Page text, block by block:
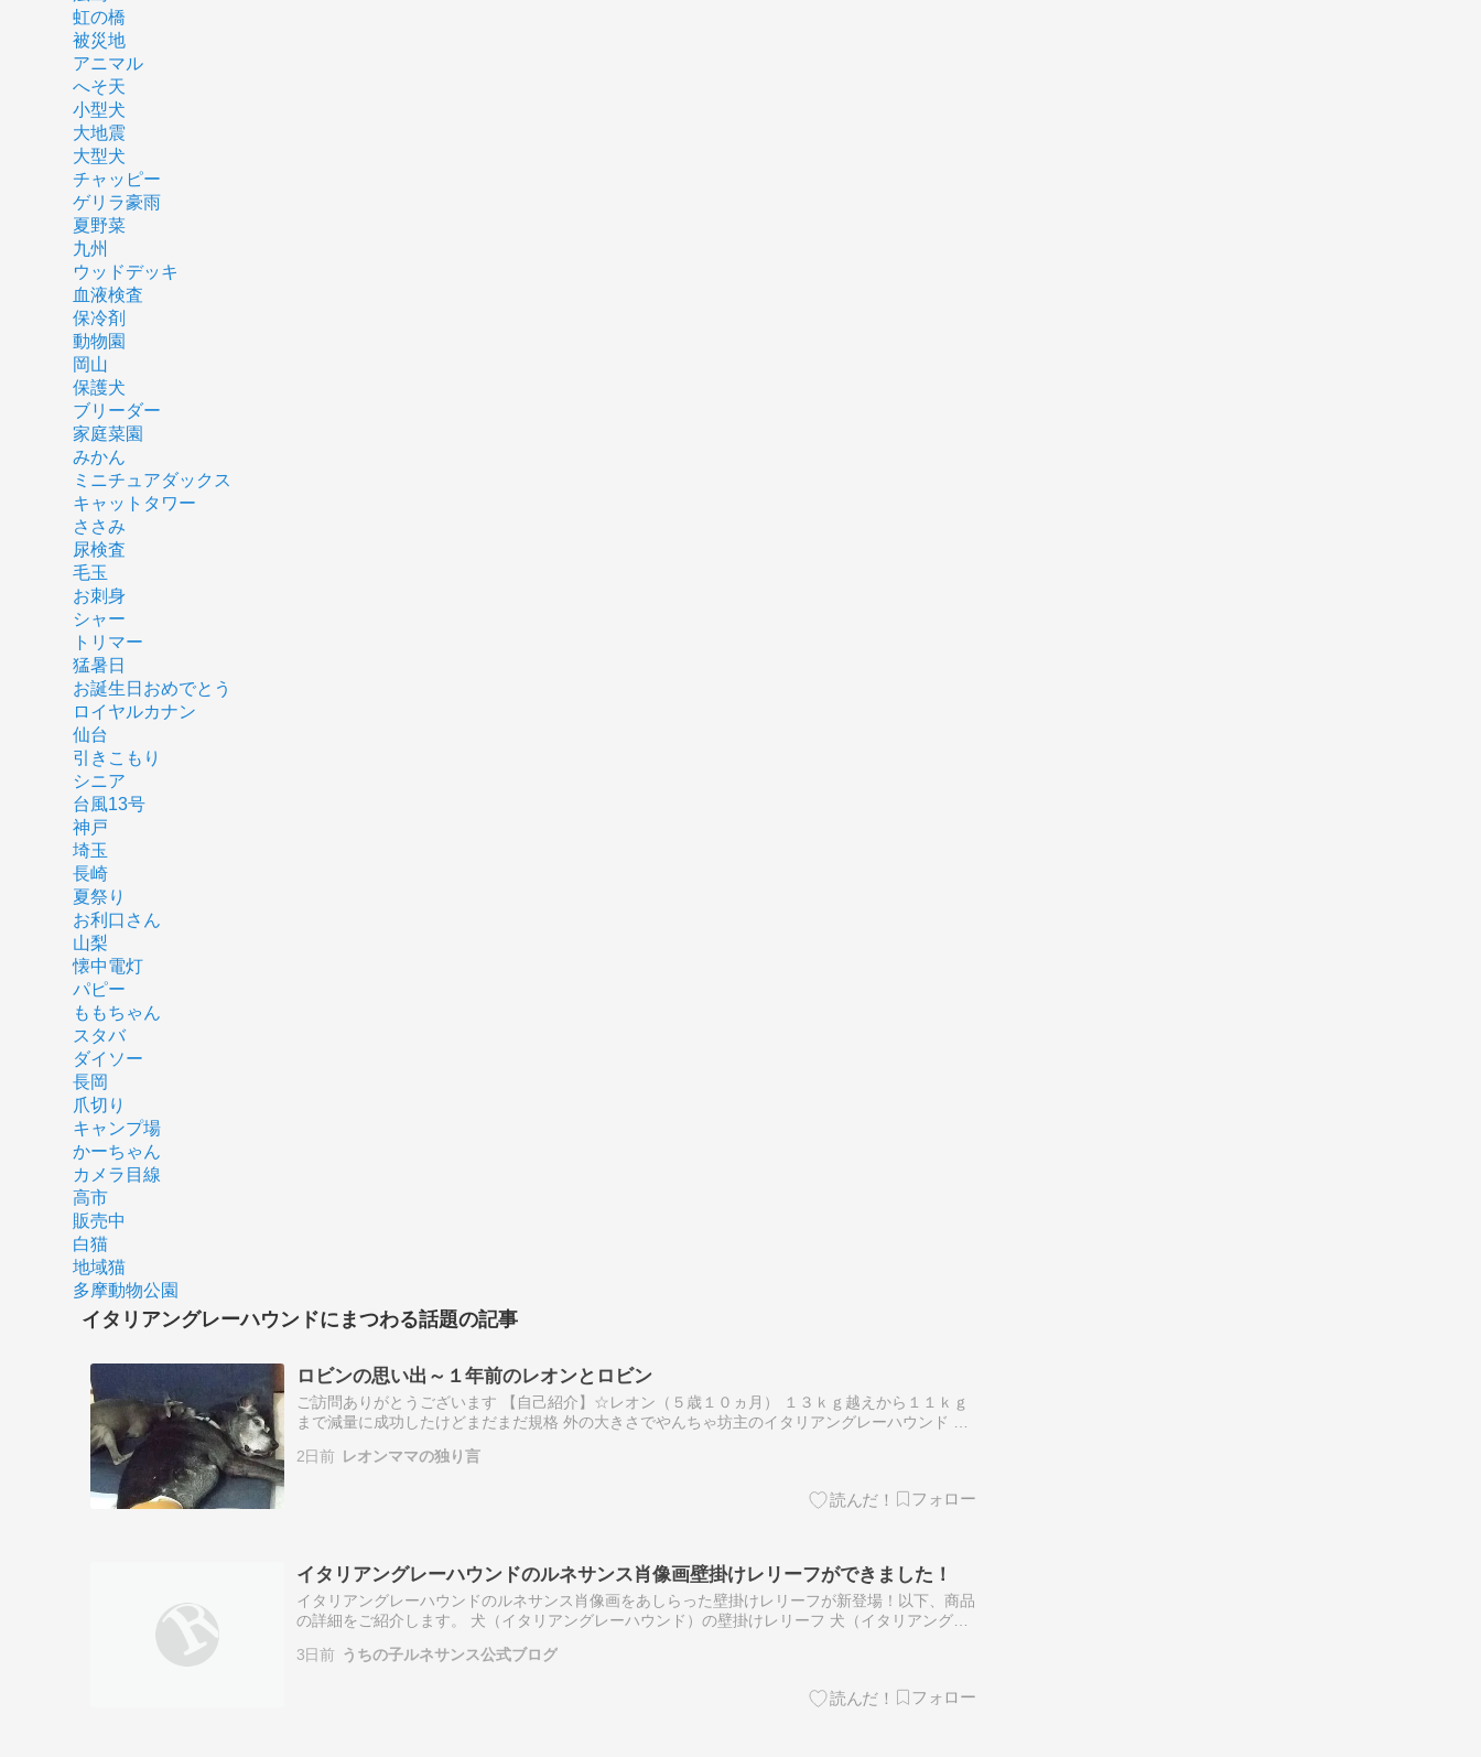
虹の橋
被災地
アニマル
へそ天
小型犬
大地震
大型犬
チャッピー
ゲリラ豪雨
夏野菜
九州
ウッドデッキ
血液検査
保冷剤
動物園
岡山
保護犬
ブリーダー
家庭菜園
みかん
ミニチュアダックス
キャットタワー
ささみ
尿検査
毛玉
お刺身
シャー
トリマー
猛暑日
お誕生日おめでとう
ロイヤルカナン
仙台
引きこもり
シニア
台風13号
神戸
埼玉
長崎
夏祭り
お利口さん
山梨
懐中電灯
パピー
ももちゃん
スタバ
ダイソー
長岡
爪切り
キャンプ場
かーちゃん
カメラ目線
高市
販売中
白猫
地域猫
多摩動物公園
イタリアングレーハウンドにまつわる話題の記事
ロビンの思い出～１年前のレオンとロビン
ご訪問ありがとうございます 【自己紹介】☆レオン（５歳１０ヵ月） １３ｋｇ越えから１１ｋｇ
まで減量に成功したけどまだまだ規格 外の大きさでやんちゃ坊主のイタリアングレーハウンド ☆
張って生き…
2日前 レオンママの独り言
イタリアングレーハウンドのルネサンス肖像画壁掛けレリーフができました！
イタリアングレーハウンドのルネサンス肖像画をあしらった壁掛けレリーフが新登場！以下、商品
の詳細をご紹介します。 犬（イタリアングレーハウンド）の壁掛けレリーフ 犬（イタリアングレ
で造形し、お…
3日前 うちの子ルネサンス公式ブログ